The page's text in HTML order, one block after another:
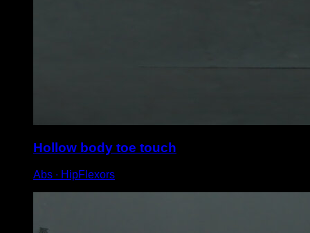
Hollow body toe touch
Abs ∙ HipFlexors